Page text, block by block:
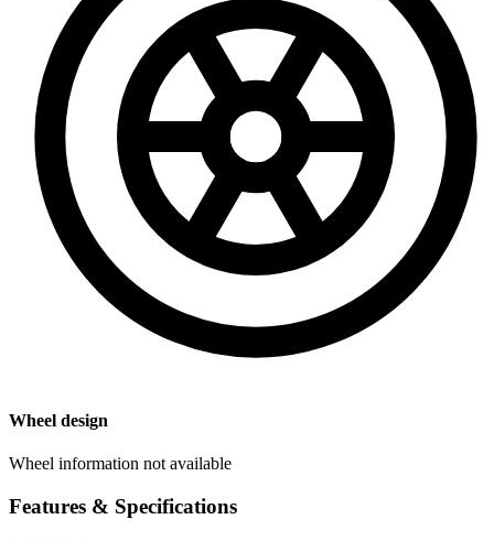
Wheel design
Wheel information not available
Features & Specifications